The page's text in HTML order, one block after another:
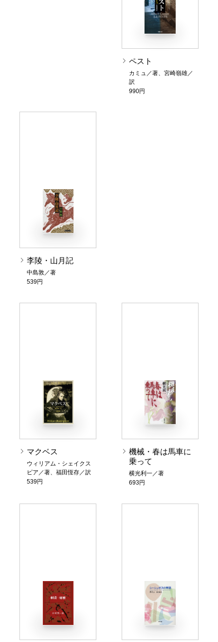
ペスト
カミュ／著、宮崎嶺雄／
訳
990円
李陵・山月記
中島敦／著
539円
マクベス
ウィリアム・シェイクス
ピア／著、福田恆存／訳
539円
機械・春は馬車に
乗って
横光利一／著
693円